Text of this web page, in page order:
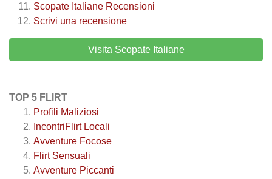
Scopate Italiane Recensioni
Scrivi una recensione
Visita Scopate Italiane
TOP 5 FLIRT
Profili Maliziosi
IncontriFlirt Locali
Avventure Focose
Flirt Sensuali
Avventure Piccanti